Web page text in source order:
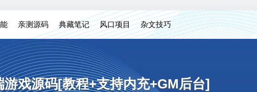
亲测源码 典藏笔记 风口项目 杂文技巧
游戏源码[教程+支持内充+GM后台]